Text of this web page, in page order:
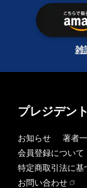
雑
プレジデン
お知らせ 著者
会員登録について
特定商取引法に基
お問い合わせ